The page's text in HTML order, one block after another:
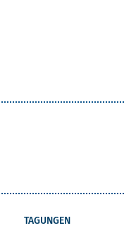
TAGUNGEN